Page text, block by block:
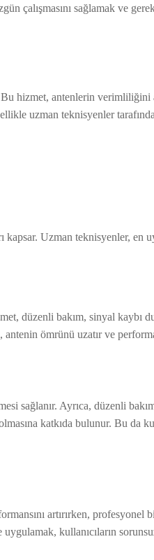
çalışmasını sağlamak ve
hizmet, antenlerin verimliliğini
uzman teknisyenler
kapsar. Uzman teknisyenler, en
düzenli bakım, sinyal kaybı
ömrünü uzatır ve
sağlanır. Ayrıca, düzenli
katkıda bulunur. Bu da
artırırken, profesyonel
kullanıcıların